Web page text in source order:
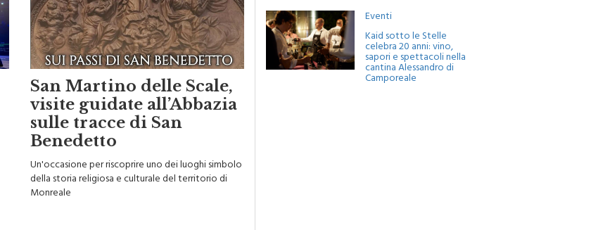
San Martino delle Scale,
visite guidate all’Abbazia
sulle tracce di San
Benedetto
Un'occasione per riscoprire uno dei luoghi simbolo
della storia religiosa e culturale del territorio di
Monreale
Eventi
Kaid sotto le Stelle
celebra 20 anni: vino,
sapori e spettacoli nella
cantina Alessandro di
Camporeale